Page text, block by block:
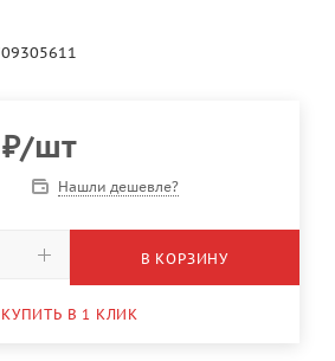
₽/шт
Нашли дешевле?
В КОРЗИНУ
КУПИТЬ В 1 КЛИК